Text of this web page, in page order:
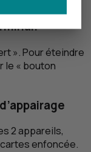
». Pour éteindre
le « bouton
2 appareils,
enfoncée.